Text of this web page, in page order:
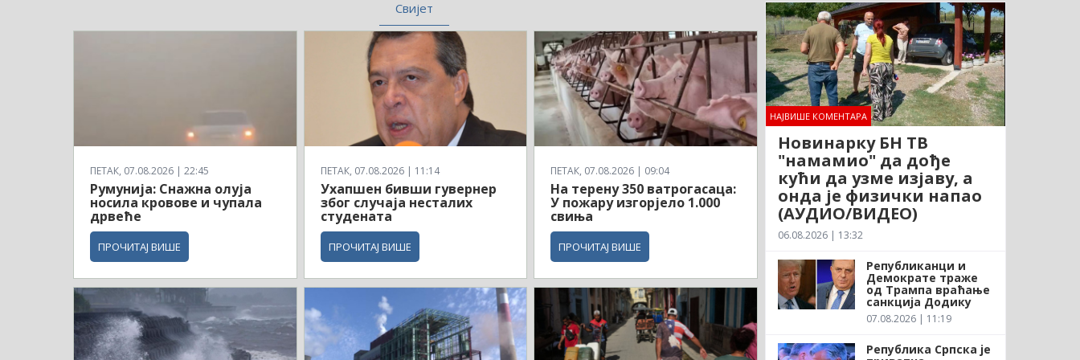
Свијет
ПЕТАК, 07.08.2026 | 22:45
Румунија: Снажна олуја
носила кровове и чупала
дрвеће
ПРОЧИТАЈ ВИШЕ
ПЕТАК, 07.08.2026 | 11:14
Ухапшен бивши гувернер
због случаја несталих
студената
ПРОЧИТАЈ ВИШЕ
ПЕТАК, 07.08.2026 | 09:04
На терену 350 ватрогасаца:
У пожару изгорјело 1.000
свиња
ПРОЧИТАЈ ВИШЕ
НАЈВИШЕ КОМЕНТАРА
Новинарку БН ТВ
"намамио" да дође
кући да узме изјаву, а
онда је физички напао
(АУДИО/ВИДЕО)
06.08.2026 | 13:32
Републиканци и
Демократе траже
од Трампа враћање
санкција Додику
07.08.2026 | 11:19
Република Српска је